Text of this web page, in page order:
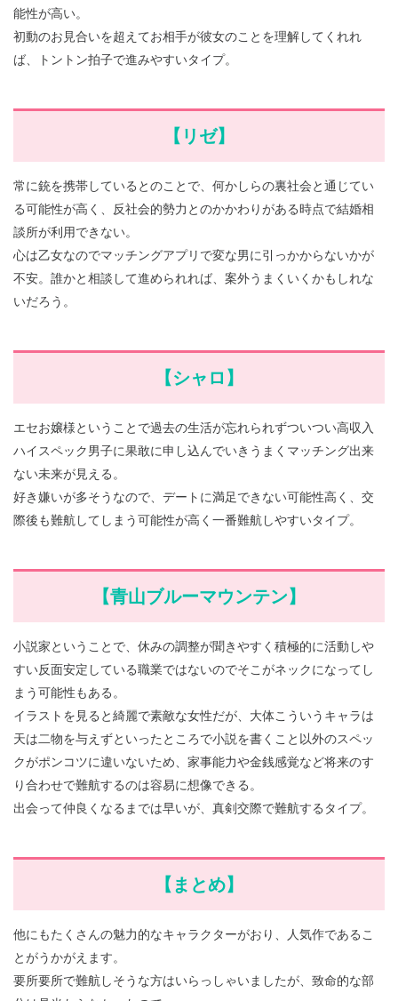
能性が高い。
初動のお見合いを超えてお相手が彼女のことを理解してくれれ
ば、トントン拍子で進みやすいタイプ。
【リゼ】
常に銃を携帯しているとのことで、何かしらの裏社会と通じてい
る可能性が高く、反社会的勢力とのかかわりがある時点で結婚相
談所が利用できない。
心は乙女なのでマッチングアプリで変な男に引っかからないかが
不安。誰かと相談して進められれば、案外うまくいくかもしれな
いだろう。
【シャロ】
エセお嬢様ということで過去の生活が忘れられずついつい高収入
ハイスペック男子に果敢に申し込んでいきうまくマッチング出来
ない未来が見える。
好き嫌いが多そうなので、デートに満足できない可能性高く、交
際後も難航してしまう可能性が高く一番難航しやすいタイプ。
【青山ブルーマウンテン】
小説家ということで、休みの調整が聞きやすく積極的に活動しや
すい反面安定している職業ではないのでそこがネックになってし
まう可能性もある。
イラストを見ると綺麗で素敵な女性だが、大体こういうキャラは
天は二物を与えずといったところで小説を書くこと以外のスペッ
クがポンコツに違いないため、家事能力や金銭感覚など将来のす
り合わせで難航するのは容易に想像できる。
出会って仲良くなるまでは早いが、真剣交際で難航するタイプ。
【まとめ】
他にもたくさんの魅力的なキャラクターがおり、人気作であるこ
とがうかがえます。
要所要所で難航しそうな方はいらっしゃいましたが、致命的な部